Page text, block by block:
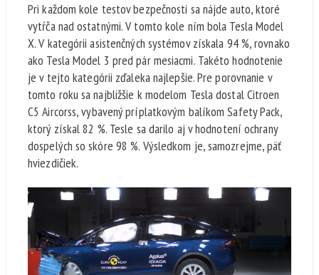
Pri každom kole testov bezpečnosti sa nájde auto, ktoré
vytŕča nad ostatnými. V tomto kole ním bola Tesla Model
X. V kategórii asistenčných systémov získala 94 %, rovnako
ako Tesla Model 3 pred pár mesiacmi. Takéto hodnotenie
je v tejto kategórii zďaleka najlepšie. Pre porovnanie v
tomto roku sa najbližšie k modelom Tesla dostal Citroen
C5 Aircorss, vybavený príplatkovým balíkom Safety Pack,
ktorý získal 82 %. Tesle sa darilo aj v hodnotení ochrany
dospelých so skóre 98 %. Výsledkom je, samozrejme, päť
hviezdičiek.